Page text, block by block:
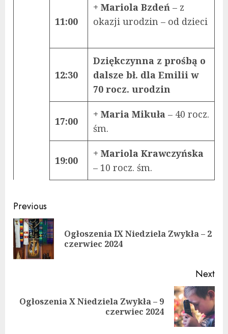
11:00
+ Mariola Bzdeń – z
okazji urodzin – od dzieci
12:30
Dziękczynna z prośbą o
dalsze bł. dla Emilii w
70 rocz. urodzin
17:00
+ Maria Mikuła – 40 rocz.
śm.
19:00
+ Mariola Krawczyńska
– 10 rocz. śm.
Continue
Reading
Previous
Ogłoszenia IX Niedziela Zwykła – 2
czerwiec 2024
Next
Next
Ogłoszenia X Niedziela Zwykła – 9
czerwiec 2024